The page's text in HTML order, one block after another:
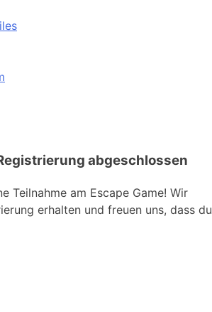
Teilnahme am Escape Game! Wir
erhalten und freuen uns, dass du